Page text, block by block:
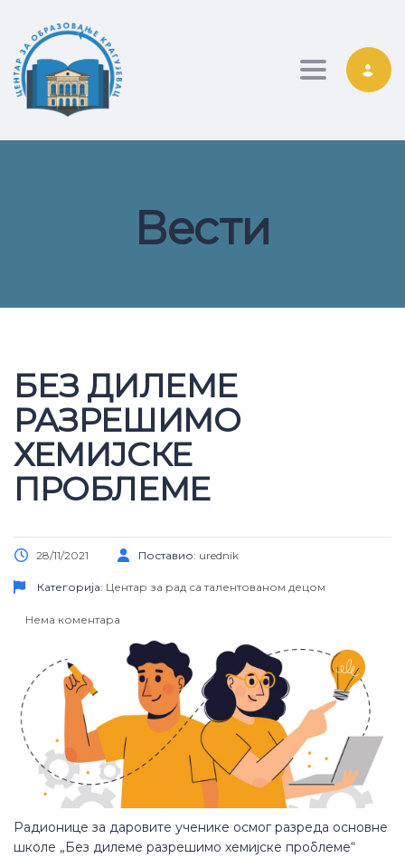
Toggle
Вести
БЕЗ ДИЛЕМЕ
РАЗРЕШИМО
ХЕМИЈСКЕ
ПРОБЛЕМЕ
28/11/2021 Поставио: urednik
Категорија: Центар за рад са талентованом децом
Нема коментара
Радионице за даровите ученике осмог разреда основне
школе „Без дилеме разрешимо хемијске проблеме“